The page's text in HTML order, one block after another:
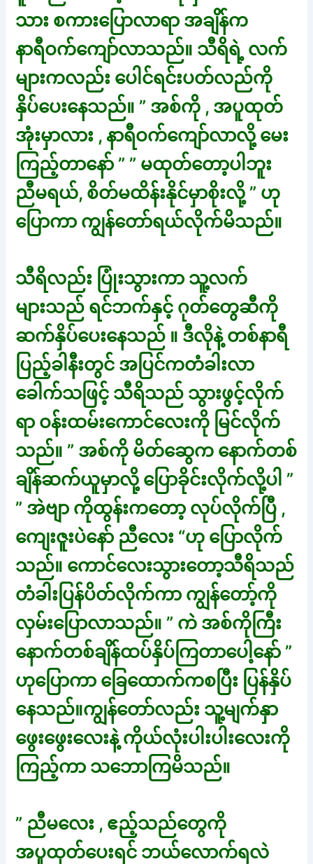
သား စကားပြောလာရာ အချိန်က
နာရီဝက်ကျော်လာသည်။ သီရိရဲ့ လက်
များကလည်း ပေါင်ရင်းပတ်လည်ကို
နှိပ်ပေးနေသည်။ ” အစ်ကို , အပူထုတ်
အုံးမှာလား , နာရီဝက်ကျော်လာလို့ မေး
ကြည့်တာနော် ” ” မထုတ်တော့ပါဘူး
ညီမရယ်, စိတ်မထိန်းနိုင်မှာစိုးလို့ ” ဟု
ပြောကာ ကျွန်တော်ရယ်လိုက်မိသည်။
သီရိလည်း ပြုံးသွားကာ သူ့လက်
များသည် ရင်ဘက်နှင့် ဂုတ်တွေဆီကို
ဆက်နှိပ်ပေးနေသည် ။ ဒီလိုနဲ့ တစ်နာရီ
ပြည့်ခါနီးတွင် အပြင်ကတံခါးလာ
ခေါက်သဖြင့် သီရိသည် သွားဖွင့်လိုက်
ရာ ဝန်းထမ်းကောင်လေးကို မြင်လိုက်
သည်။ ” အစ်ကို မိတ်ဆွေက နောက်တစ်
ချိန်ဆက်ယူမှာလို့ ပြောခိုင်းလိုက်လို့ပါ ”
” အဲဗျာ ကိုထွန်းကတော့ လုပ်လိုက်ပြီ ,
ကျေးဇူးပဲနော် ညီလေး “ဟု ပြောလိုက်
သည်။ ကောင်လေးသွားတော့သီရိသည်
တံခါးပြန်ပိတ်လိုက်ကာ ကျွန်တော့်ကို
လှမ်းပြောလာသည်။ ” ကဲ အစ်ကိုကြီး
နောက်တစ်ချိန်ထပ်နှိပ်ကြတာပေါ့နော် ”
ဟုပြောကာ ခြေထောက်ကစပြီး ပြန်နှိပ်
နေသည်။ကျွန်တော်လည်း သူ့မျက်နှာ
ဖွေးဖွေးလေးနဲ့ ကိုယ်လုံးပါးပါးလေးကို
ကြည့်ကာ သဘောကြမိသည်။
” ညီမလေး , ဧည့်သည်တွေကို
အပူထုတ်ပေးရင် ဘယ်လောက်ရလဲ